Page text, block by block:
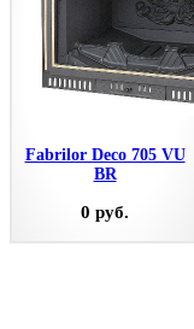
Fabrilor Deco 705 VU
BR
0 руб.